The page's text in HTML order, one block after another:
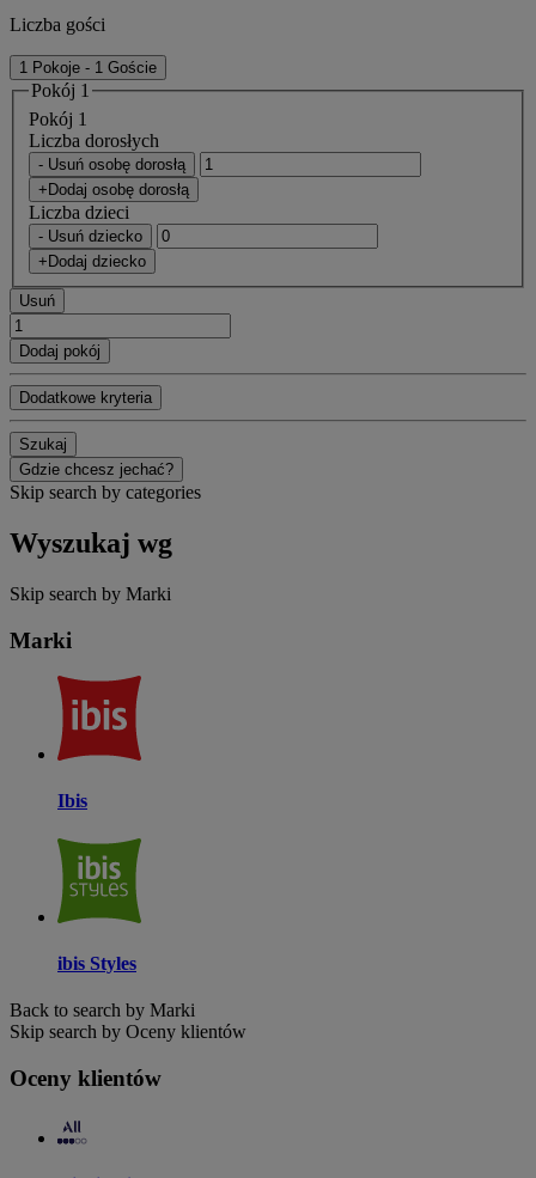
Liczba gości
1 Pokoje - 1 Goście
Pokój 1
Pokój 1
Liczba dorosłych
- Usuń osobę dorosłą
+Dodaj osobę dorosłą
Liczba dzieci
- Usuń dziecko
+Dodaj dziecko
Usuń
Dodaj pokój
Dodatkowe kryteria
Szukaj
Gdzie chcesz jechać?
Skip search by categories
Wyszukaj wg
Skip search by Marki
Marki
Ibis
ibis Styles
Back to search by Marki
Skip search by Oceny klientów
Oceny klientów